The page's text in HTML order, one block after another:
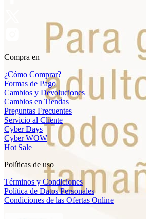
Compra en
¿Cómo Comprar?
Formas de Pago
Cambios y Devoluciones
Cambios en Tiendas
Preguntas Frecuentes
Servicio al Cliente
Cyber Days
Cyber WOW
Hot Sale
Políticas de uso
Términos y Condiciones
Política de Datos Personales
Condiciones de las Ofertas Online